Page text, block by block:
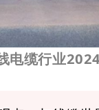
电缆行业